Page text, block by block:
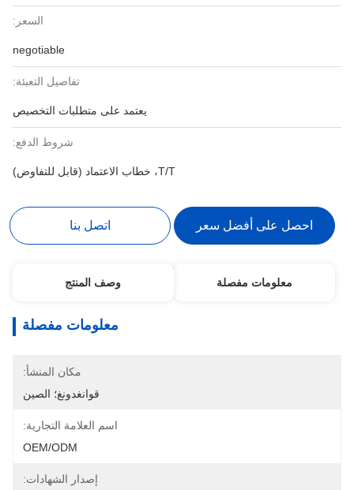
السعر:
negotiable
تفاصيل التعبئة:
يعتمد على متطلبات التخصيص
شروط الدفع:
T/T، خطاب الاعتماد (قابل للتفاوض)
احصل على أفضل سعر اتصل بنا
معلومات مفصلة وصف المنتج
معلومات مفصلة
مكان المنشأ:
قوانغدونغ؛ الصين
اسم العلامة التجارية:
OEM/ODM
إصدار الشهادات: